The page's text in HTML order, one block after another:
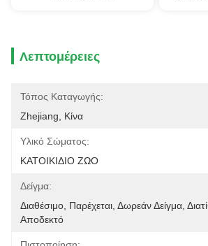
Λεπτομέρειες
Τόπος Καταγωγής:
Zhejiang, Κίνα
Υλικό Σώματος:
ΚΑΤΟΙΚΙΔΙΟ ΖΩΟ
Δείγμα:
Διαθέσιμο, Παρέχεται, Δωρεάν Δείγμα,
Αποδεκτό